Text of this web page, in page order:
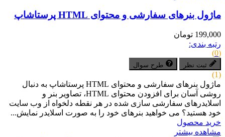
ماژول بنرهای سفارشی و محتوای HTML پرستاشاپ
199,000 تومان
رتبه بندی:
(0)
ثبت نظر طرح سوال
(1)
ماژول بنرهای سفارشی و محتوای HTML پرستاشاپ به دنبال
روشی آسان برای افزودن محتوای HTML، تصاویر بنر و
اسلایدرهای سفارشی سازی شده در هر نقطه دلخواه از وب سایت
خود هستید؟ می خواهید بنرهای خود را به صورت اسلایدر نمایش...
خرید محصول
مشاهده بیشتر